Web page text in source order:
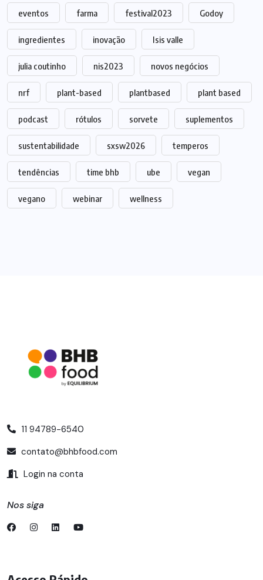
eventos farma festival2023 Godoy
ingredientes inovação Isis valle
julia coutinho nis2023 novos negócios
nrf plant-based plantbased plant based
podcast rótulos sorvete suplementos
sustentabilidade sxsw2026 temperos
tendências time bhb ube vegan
vegano webinar wellness
11 94789-6540
contato@bhbfood.com
Login na conta
Nos siga